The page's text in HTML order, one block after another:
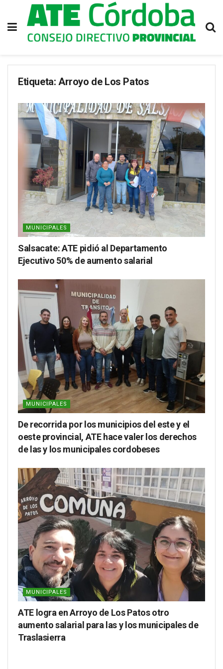
Etiqueta: Arroyo de Los Patos
MUNICIPALES
Salsacate: ATE pidió al Departamento
Ejecutivo 50% de aumento salarial
MUNICIPALES
De recorrida por los municipios del este y el
oeste provincial, ATE hace valer los derechos
de las y los municipales cordobeses
MUNICIPALES
ATE logra en Arroyo de Los Patos otro
aumento salarial para las y los municipales de
Traslasierra